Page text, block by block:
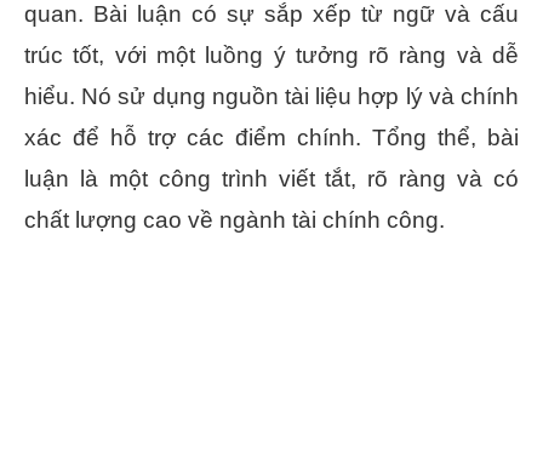
quan. Bài luận có sự sắp xếp từ ngữ và cấu
trúc tốt, với một luồng ý tưởng rõ ràng và dễ
hiểu. Nó sử dụng nguồn tài liệu hợp lý và chính
xác để hỗ trợ các điểm chính. Tổng thể, bài
luận là một công trình viết tắt, rõ ràng và có
chất lượng cao về ngành tài chính công.